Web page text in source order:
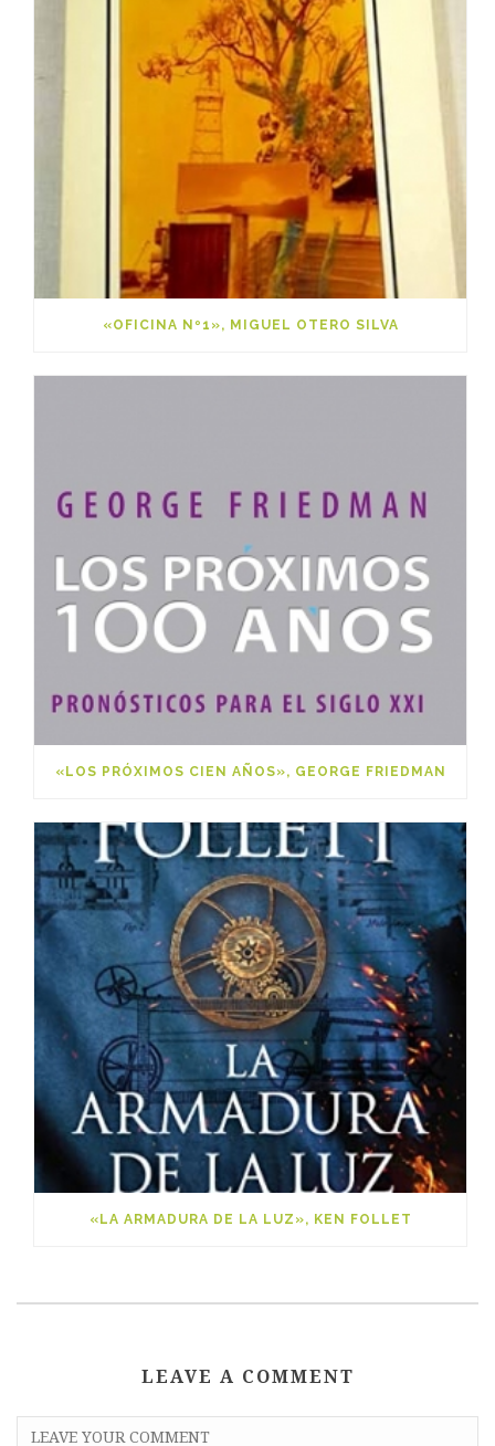
«OFICINA Nº1», MIGUEL OTERO SILVA
«LOS PRÓXIMOS CIEN AÑOS», GEORGE FRIEDMAN
«LA ARMADURA DE LA LUZ», KEN FOLLET
LEAVE A COMMENT